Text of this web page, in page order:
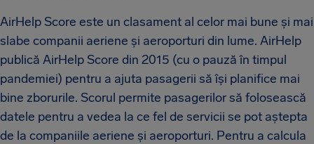
AirHelp Score este un clasament al celor mai bune și mai
slabe companii aeriene și aeroporturi din lume. AirHelp
publică AirHelp Score din 2015 (cu o pauză în timpul
pandemiei) pentru a ajuta pasagerii să își planifice mai
bine zborurile. Scorul permite pasagerilor să folosească
datele pentru a vedea la ce fel de servicii se pot aștepta
de la companiile aeriene și aeroporturi. Pentru a calcula